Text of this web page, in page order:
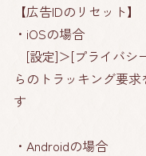
【広告IDのリセット】
・iOSの場合
[設定]＞[プライバシ
らのトラッキング要
す
・Androidの場合